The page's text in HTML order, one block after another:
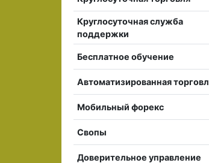
Круглосуточная служба
поддержки
Бесплатное обучение
Автоматизированная
Мобильный форекс
Свопы
Доверительное управление